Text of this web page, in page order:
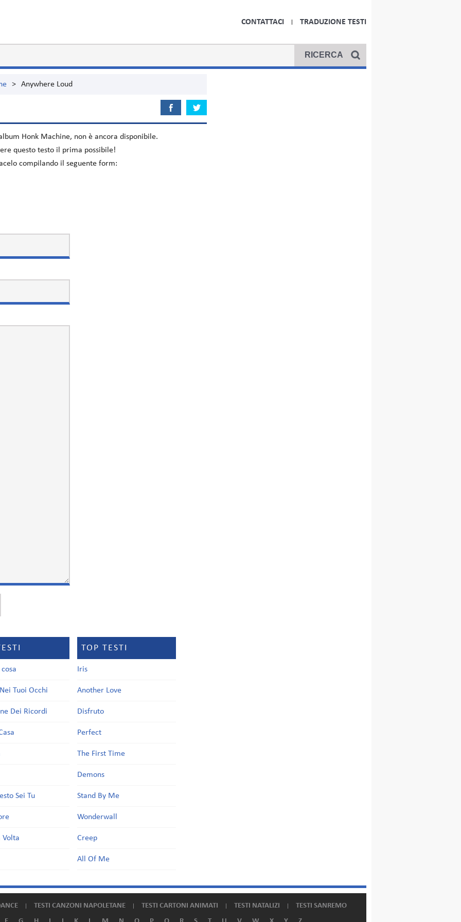
CONTATTACI TRADUZIONE TESTI
> Anywhere Loud
Honk Machine, non è ancora disponibile.
questo testo il prima possibile!
compilando il seguente form:
Tuoi Occhi
Dei Ricordi
Sei Tu
Volta
TOP TESTI
Iris
Another Love
Disfruto
Perfect
The First Time
Demons
Stand By Me
Wonderwall
Creep
All Of Me
TESTI CANZONI NAPOLETANE TESTI CARTONI ANIMATI TESTI NATALIZI
TESTI SANREMO